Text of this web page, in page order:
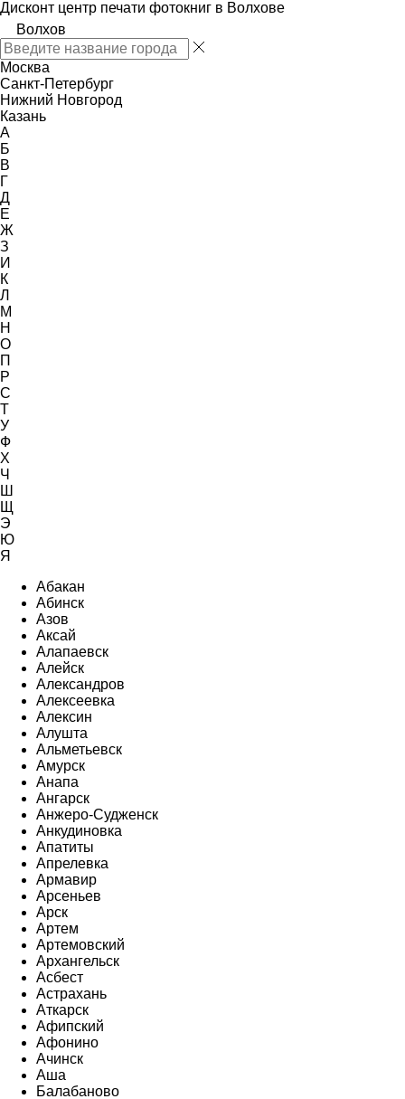
Дисконт центр печати фотокниг в Волхове
Волхов
Москва
Санкт-Петербург
Нижний Новгород
Казань
А
Б
В
Г
Д
Е
Ж
З
И
К
Л
М
Н
О
П
Р
С
Т
У
Ф
Х
Ч
Ш
Щ
Э
Ю
Я
Абакан
Абинск
Азов
Аксай
Алапаевск
Алейск
Александров
Алексеевка
Алексин
Алушта
Альметьевск
Амурск
Анапа
Ангарск
Анжеро-Судженск
Анкудиновка
Апатиты
Апрелевка
Армавир
Арсеньев
Арск
Артем
Артемовский
Архангельск
Асбест
Астрахань
Аткарск
Афипский
Афонино
Ачинск
Аша
Балабаново